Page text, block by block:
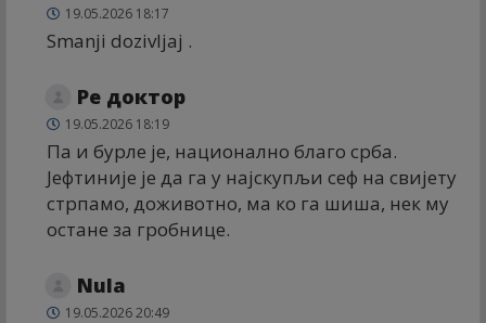
19.05.2026 18:17
Smanji dozivljaj .
Ре доктор
19.05.2026 18:19
Па и бурле је, национално благо срба.
Јефтиније је да га у најскупљи сеф на свијету
стрпамо, доживотно, ма ко га шиша, нек му
остане за гробнице.
Nula
19.05.2026 20:49